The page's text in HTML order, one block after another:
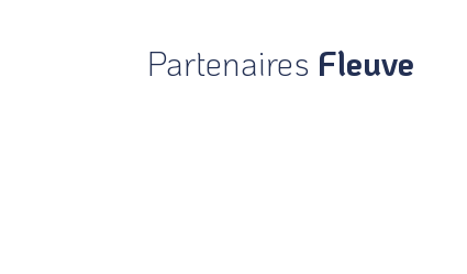
Partenaires Fleuve